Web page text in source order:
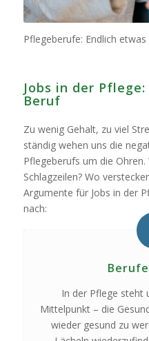
Pflegeberufe: Endlich
Jobs in der
Beruf
Zu wenig Gehalt, zu viel
ständig wehen uns die
Pflegeberufs um die
Schlagzeilen? Wo
Argumente für Jobs in der
nach:
In der Pflege steht
Mittelpunkt – die
wieder gesund zu